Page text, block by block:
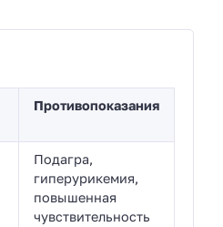
Противопоказания
Подагра,
гиперурикемия,
повышенная
чувствительность